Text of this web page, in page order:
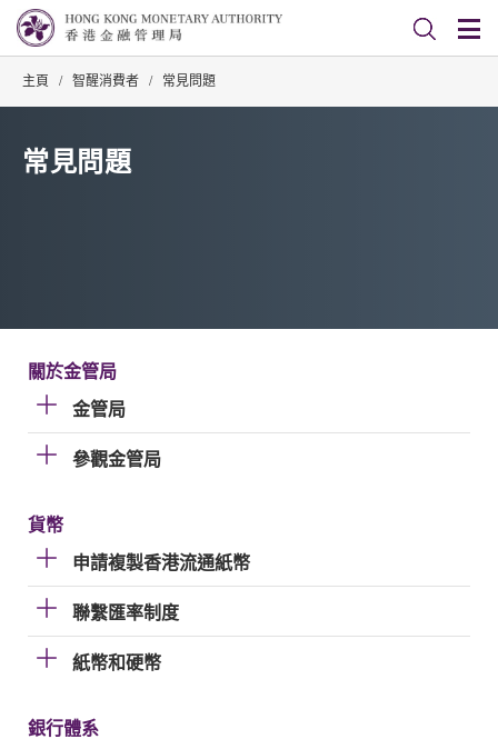
主頁 / 智醒消費者 / 常見問題
常見問題
關於金管局
金管局
參觀金管局
貨幣
申請複製香港流通紙幣
聯繫匯率制度
紙幣和硬幣
銀行體系